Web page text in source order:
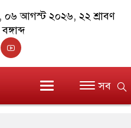
০৬ আগস্ট ২০২৬, ২২ শ্রাবণ
সব